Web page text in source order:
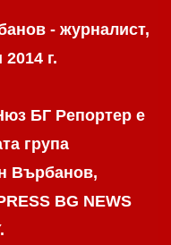
- журналист,
г.
БГ Репортере
група
Върбанов,
BG NEWS